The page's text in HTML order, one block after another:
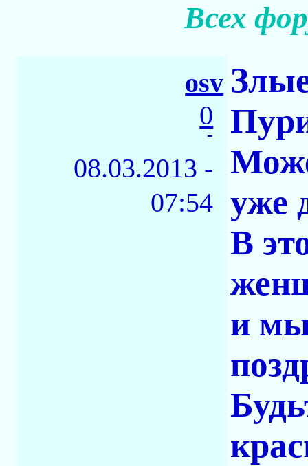
Всех
osv
0
-
08.03.2013 -
07:54 уже
В
и мы